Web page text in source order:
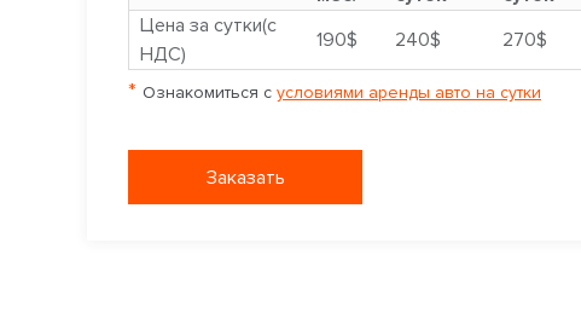
Цена за сутки(с
НДС)
190$ 240$ 270$
* Ознакомиться с условиями аренды авто на сутки
Заказать